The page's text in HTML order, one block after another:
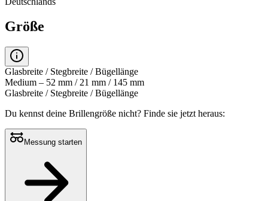
Größe
Glasbreite / Stegbreite / Bügellänge
Medium – 52 mm / 21 mm / 145 mm
Glasbreite / Stegbreite / Bügellänge
Du kennst deine Brillengröße nicht? Finde sie jetzt heraus:
Messung starten